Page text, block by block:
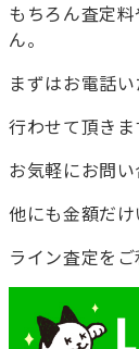
もちろん査定
ん。
まずはお電話
行わせて頂きま
お気軽にお問い
他にも金額だ
ライン査定を